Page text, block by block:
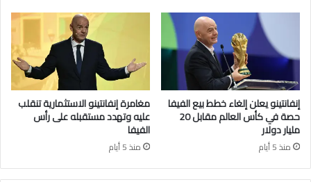
إنفانتينو يعلن إلغاء خطط بيع الفيفا
حصة في كأس العالم مقابل 20
مليار دولار
منذ 5 أيام
مغامرة إنفانتينو الاستثمارية تنقلب
عليه وتهدد مستقبله على رأس
الفيفا
منذ 5 أيام